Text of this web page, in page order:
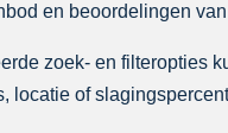
en beoordelingen
zoek- en filteropties
locatie of